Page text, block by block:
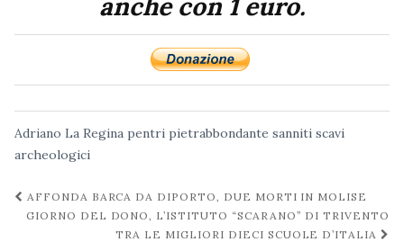
Adriano La Regina pentri pietrabbondante sanniti scavi
archeologici
Navigazione
post
AFFONDA BARCA DA DIPORTO, DUE MORTI IN MOLISE
GIORNO DEL DONO, L’ISTITUTO “SCARANO” DI TRIVENTO
TRA LE MIGLIORI DIECI SCUOLE D’ITALIA